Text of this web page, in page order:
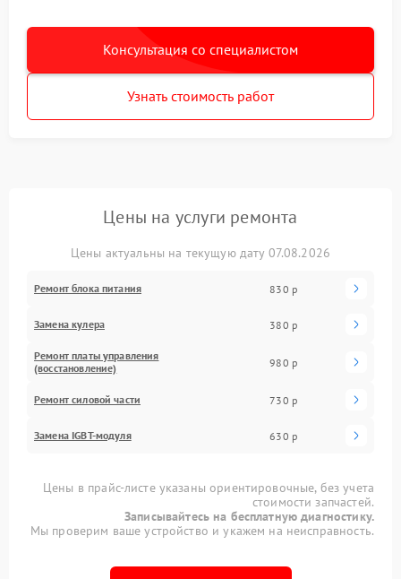
Консультация со специалистом
Узнать стоимость работ
Цены на услуги ремонта
Цены актуальны на текущую дату 07.08.2026
Ремонт блока питания 830 р
Замена кулера 380 р
Ремонт платы управления
(восстановление)
980 р
Ремонт силовой части 730 р
Замена IGBT-модуля 630 р
Цены в прайс-листе указаны ориентировочные, без учета
стоимости запчастей.
Записывайтесь на бесплатную диагностику.
Мы проверим ваше устройство и укажем на неисправность.